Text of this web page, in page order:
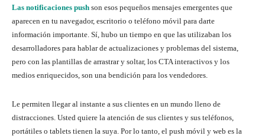
Las notificaciones push son esos pequeños mensajes emergentes que
aparecen en tu navegador, escritorio o teléfono móvil para darte
información importante. Sí, hubo un tiempo en que las utilizaban los
desarrolladores para hablar de actualizaciones y problemas del sistema,
pero con las plantillas de arrastrar y soltar, los CTA interactivos y los
medios enriquecidos, son una bendición para los vendedores.
Le permiten llegar al instante a sus clientes en un mundo lleno de
distracciones. Usted quiere la atención de sus clientes y sus teléfonos,
portátiles o tablets tienen la suya. Por lo tanto, el push móvil y web es la